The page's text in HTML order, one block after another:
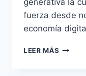
generativa la
fuerza desde
economía
LEER MÁS